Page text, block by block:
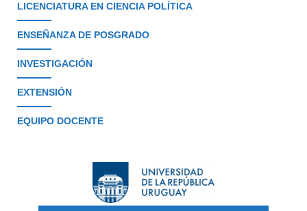
LICENCIATURA EN CIENCIA POLÍTICA
ENSEÑANZA DE POSGRADO
INVESTIGACIÓN
EXTENSIÓN
EQUIPO DOCENTE